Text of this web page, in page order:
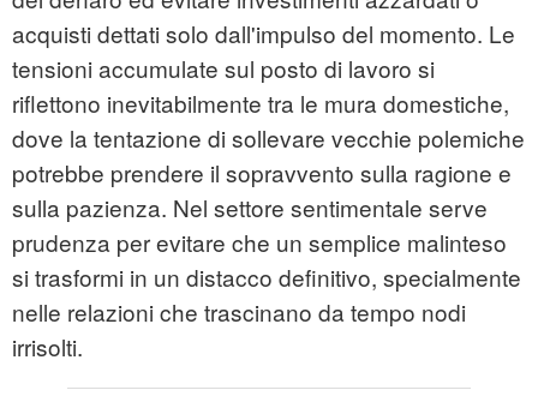
acquisti dettati solo dall'impulso del momento. Le
tensioni accumulate sul posto di lavoro si
riflettono inevitabilmente tra le mura domestiche,
dove la tentazione di sollevare vecchie polemiche
potrebbe prendere il sopravvento sulla ragione e
sulla pazienza. Nel settore sentimentale serve
prudenza per evitare che un semplice malinteso
si trasformi in un distacco definitivo, specialmente
nelle relazioni che trascinano da tempo nodi
irrisolti.